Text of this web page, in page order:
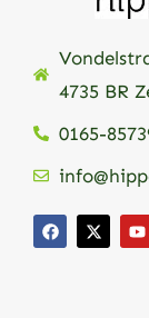
4735 BR
0165-